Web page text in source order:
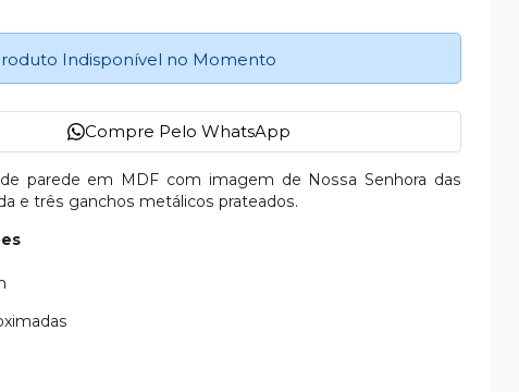
Indisponível no Momento
Compre Pelo WhatsApp
parede em MDF com imagem de Nossa Senhora das
e três ganchos metálicos prateados.